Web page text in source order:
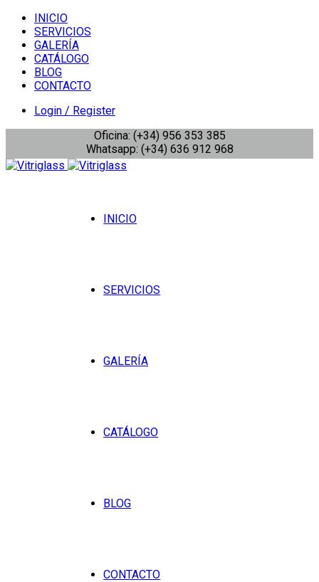
INICIO
SERVICIOS
GALERÍA
CATÁLOGO
BLOG
CONTACTO
Login / Register
Oficina: (+34) 956 353 385
Whatsapp: (+34) 636 912 968
INICIO
SERVICIOS
GALERÍA
CATÁLOGO
BLOG
CONTACTO